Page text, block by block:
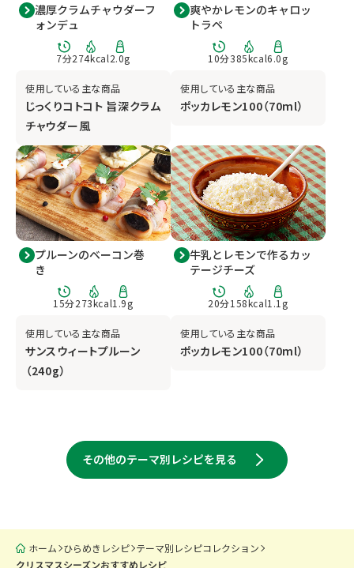
濃厚クラムチャウダーフ
ォンデュ
7分274kcal2.0g
使用している主な商品
じっくりコトコト 旨深クラム
チャウダー風
爽やかレモンのキャロッ
トラペ
10分385kcal6.0g
使用している主な商品
ポッカレモン100（70ml）
プルーンのベーコン巻
き
15分273kcal1.9g
使用している主な商品
サンスウィートプルーン
（240g）
牛乳とレモンで作るカッ
テージチーズ
20分158kcal1.1 g
使用している主な商品
ポッカレモン100（70ml）
その他のテーマ別レシピを見る
ホーム ひらめきレシピ テーマ別レシピコレクション
クリスマスシーズンおすすめレシピ